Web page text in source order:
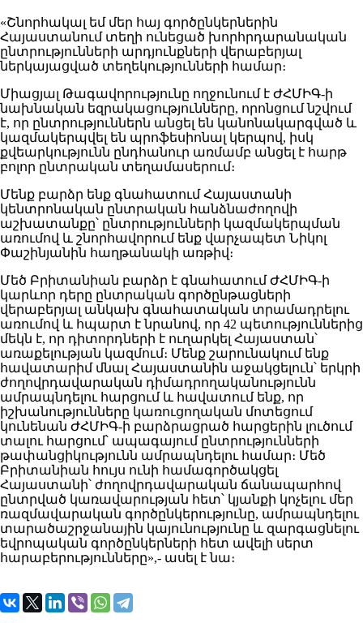
«Շնորհակալ եմ մեր հայ գործընկերներին
Հայաստանում տեղի ունեցած խորհրդարանական
ընտրությունների արդյունքների վերաբերյալ
ներկայացված տեղեկությունների համար։
Միացյալ Թագավորությունը ողջունում է ԺՀՄԻԳ-ի
նախնական եզրակացությունները, որոնցում նշվում
է, որ ընտրություններն անցել են կանոնակարգված և
կազմակերպվել են պրոֆեսիոնալ կերպով, իսկ
քվեարկությունն ընդհանուր առմամբ անցել է հարթ
բոլոր ընտրական տեղամասերում։
Մենք բարձր ենք գնահատում Հայաստանի
կենտրոնական ընտրական հանձնաժողովի
աշխատանքը՝ ընտրությունների կազմակերպման
առումով և շնորհավորում ենք վարչապետ Նիկոլ
Փաշինյանին հաղթանակի առթիվ։
Մեծ Բրիտանիան բարձր է գնահատում ԺՀՄԻԳ-ի
կարևոր դերը ընտրական գործընթացների
վերաբերյալ անկախ գնահատական տրամադրելու
առումով և հպարտ է նրանով, որ 42 պետություններից
մեկն է, որ դիտորդների է ուղարկել Հայաստան՝
առաքելության կազմում։ Մենք շարունակում ենք
հավատարիմ մնալ Հայաստանին աջակցելուն՝ երկրի
ժողովրդավարական դիմադրողականությունն
ամրապնդելու հարցում և հավատում ենք, որ
իշխանությունները կառուցողական մոտեցում
կունենան ԺՀՄԻԳ-ի բարձրացրած հարցերին լուծում
տալու հարցում՝ ապագայում ընտրությունների
թափանցիկությունն ամրապնդելու համար։ Մեծ
Բրիտանիան հույս ունի համագործակցել
Հայաստանի՝ ժողովրդավարական ճանապարհով
ընտրված կառավարության հետ՝ կյանքի կոչելու մեր
ռազմավարական գործընկերությունը, ամրապնդելու
տարածաշրջանային կայունությունը և զարգացնելու
եվրոպական գործընկերների հետ ավելի սերտ
հարաբերությունները»,- ասել է նա։